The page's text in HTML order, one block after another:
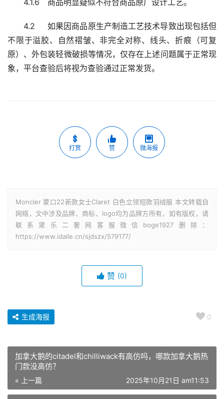
4.1.6	商品明显疑似不符合商品原厂设计工艺。
4.2	如果因商品原生产制造工艺技术导致出现包括但
不限于溢胶、自然褶皱、非完全对称、线头、折痕（可复
原）、外包装轻微破损等情况，仅存在上述问题属于正常现
象，平台查验后将视为查验通过正常发货。
打赏 赞 微海报
Moncler 蒙口22新款女士Claret 白色立领短款羽绒服 本文转载自
网络，文中涉及品牌、商标、logo均为品牌方所有，如有版权，请
联系黛乐二奢网客服微信boge1927删除：
https://www.idaile.cn/sjdszx/579177/
赞 (0)
0
生成海报
加拿大鹅的citadel和chilliwack有高仿吗，哪款加拿大鹅热
门款没高仿？
« 上一篇 2025年10月21日 am11:53